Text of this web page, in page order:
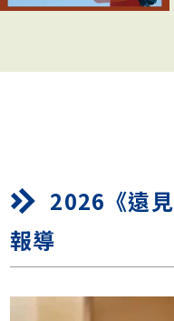
2026《遠
報導